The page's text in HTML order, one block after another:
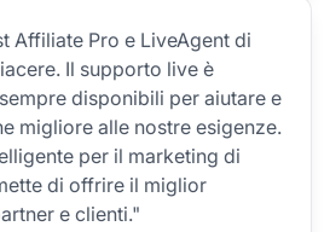
Affiliate Pro e LiveAgent di
Il supporto live è
disponibili per aiutare e
migliore alle nostre esigenze.
per il marketing di
di offrire il miglior
e clienti."